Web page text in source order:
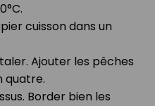
cuisson dans un
Ajouter les pêches
quatre.⁣
Border bien les